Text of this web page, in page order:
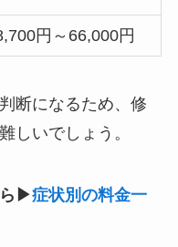
円～66,000円
断になるため、修
しいでしょう。
ら▶症状別の料金一